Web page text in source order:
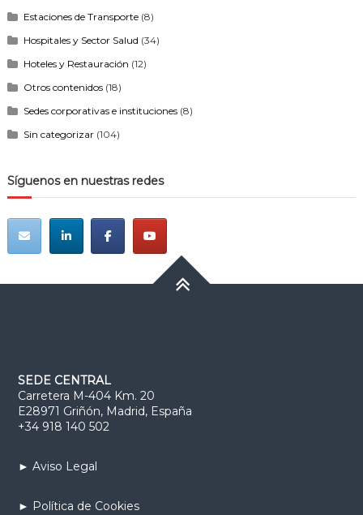
Estaciones de Transporte(8)
Hospitales y Sector Salud (34)
Hoteles y Restauración (12)
Otros contenidos(18)
Sedes corporativas e instituciones(8)
Sin categorizar(104)
Síguenos en nuestras redes
SEDE CENTRAL
Carretera M-404 Km. 20
E28971 Griñón, Madrid, España
+34 918 140 502
► Aviso Legal
► Política de Cookies